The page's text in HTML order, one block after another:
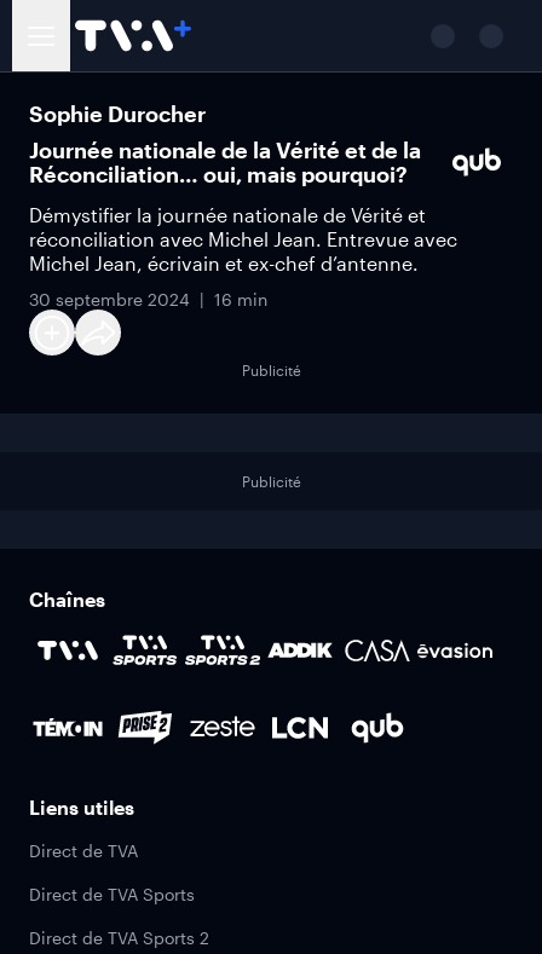
Sophie Durocher
Journée nationale de la Vérité et de la
Réconciliation… oui, mais pourquoi?
Démystifier la journée nationale de Vérité et
réconciliation avec Michel Jean. Entrevue avec
Michel Jean, écrivain et ex-chef d’antenne.
30 septembre 2024 16 min
Publicité
Publicité
Chaînes
Liens utiles
Direct de TVA
Direct de TVA Sports
Direct de TVA Sports 2